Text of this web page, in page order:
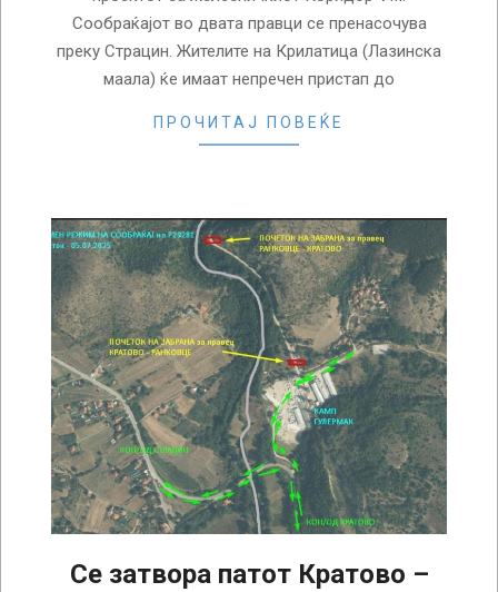
Сообраќајот во двата правци се пренасочува
преку Страцин. Жителите на Крилатица (Лазинска
маала) ќе имаат непречен пристап до
ПРОЧИТАЈ ПОВЕЌЕ
Се затвора патот Кратово –